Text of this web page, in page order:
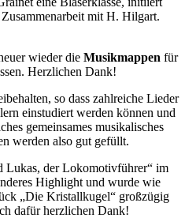
mit H. Hilgart.
wieder die Musikmappen für
Herzlichen Dank!
so dass zahlreiche Lieder
einstudiert werden können und
gemeinsames musikalisches
werden also gut gefüllt.
Lukas, der Lokomotivführer“ im
Highlight und wurde wie
„Die Kristallkugel“ großzügig
dafür herzlichen Dank!